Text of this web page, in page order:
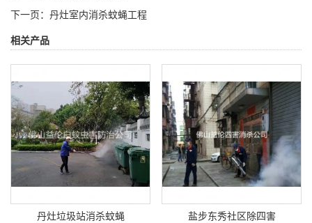
下一页： 丹灶室内消杀蚊蝇工程
相关产品
丹灶垃圾站消杀蚊蝇 盐步东秀社区除四害